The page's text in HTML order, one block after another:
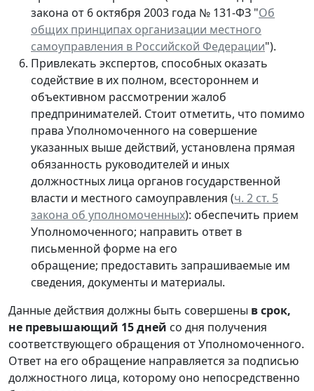
закона от 6 октября 2003 года № 131-ФЗ "Об
общих принципах организации местного
самоуправления в Российской Федерации").
Привлекать экспертов, способных оказать
содействие в их полном, всестороннем и
объективном рассмотрении жалоб
предпринимателей. Стоит отметить, что помимо
права Уполномоченного на совершение
указанных выше действий, установлена прямая
обязанность руководителей и иных
должностных лица органов государственной
власти и местного самоуправления (ч. 2 ст. 5
закона об уполномоченных): обеспечить прием
Уполномоченного; направить ответ в
письменной форме на его
обращение; предоставить запрашиваемые им
сведения, документы и материалы.
Данные действия должны быть совершены в срок,
не превышающий 15 дней со дня получения
соответствующего обращения от Уполномоченного.
Ответ на его обращение направляется за подписью
должностного лица, которому оно непосредственно